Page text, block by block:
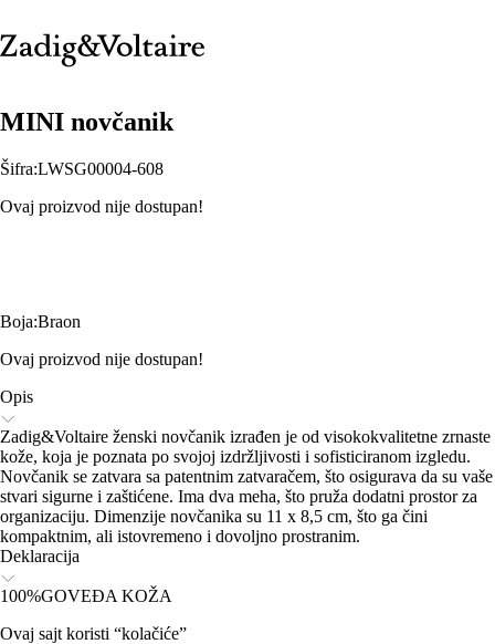
MINI novčanik
Šifra:LWSG00004-608
Ovaj proizvod nije dostupan!
Boja:Braon
Ovaj proizvod nije dostupan!
Opis
Zadig&Voltaire ženski novčanik izrađen je od visokokvalitetne zrnaste
kože, koja je poznata po svojoj izdržljivosti i sofisticiranom izgledu.
Novčanik se zatvara sa patentnim zatvaračem, što osigurava da su vaše
stvari sigurne i zaštićene. Ima dva meha, što pruža dodatni prostor za
organizaciju. Dimenzije novčanika su 11 x 8,5 cm, što ga čini
kompaktnim, ali istovremeno i dovoljno prostranim.
Deklaracija
100%GOVEĐA KOŽA
Ovaj sajt koristi “kolačiće”